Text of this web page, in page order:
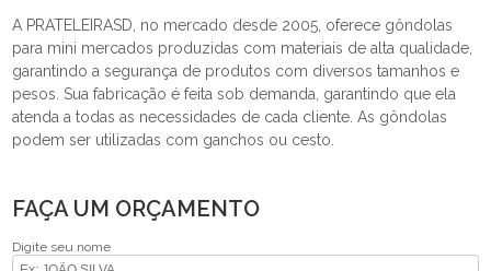
A PRATELEIRASD, no mercado desde 2005, oferece gôndolas
para mini mercados produzidas com materiais de alta qualidade,
garantindo a segurança de produtos com diversos tamanhos e
pesos. Sua fabricação é feita sob demanda, garantindo que ela
atenda a todas as necessidades de cada cliente. As gôndolas
podem ser utilizadas com ganchos ou cesto.
FAÇA UM ORÇAMENTO
Digite seu nome